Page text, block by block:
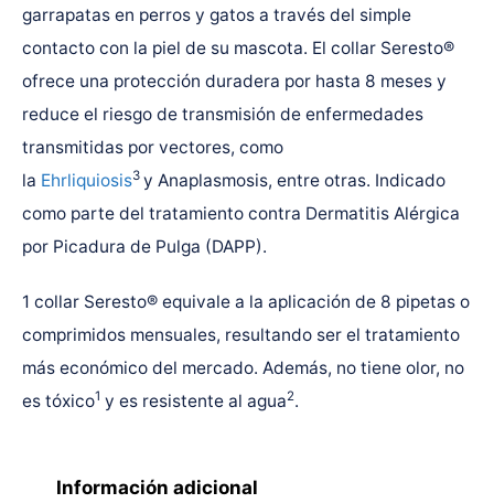
garrapatas en perros y gatos a través del simple
contacto con la piel de su mascota. El collar Seresto®
ofrece una protección duradera por hasta 8 meses y
reduce el riesgo de transmisión de enfermedades
transmitidas por vectores, como
la Ehrliquiosis3 y Anaplasmosis, entre otras. Indicado
como parte del tratamiento contra Dermatitis Alérgica
por Picadura de Pulga (DAPP).
1 collar Seresto® equivale a la aplicación de 8 pipetas o
comprimidos mensuales, resultando ser el tratamiento
más económico del mercado. Además, no tiene olor, no
es tóxico1 y es resistente al agua2.
Información adicional